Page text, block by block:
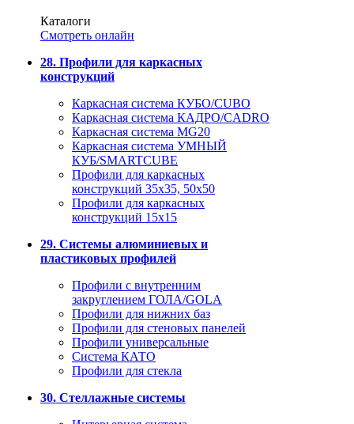
Каталоги
Смотреть онлайн
28. Профили для каркасных
конструкций
Каркасная система КУБО/CUBO
Каркасная система КАДРО/CADRO
Каркасная система MG20
Каркасная система УМНЫЙ
КУБ/SMARTCUBE
Профили для каркасных
конструкций 35x35, 50x50
Профили для каркасных
конструкций 15х15
29. Системы алюминиевых и
пластиковых профилей
Профили с внутренним
закруглением ГОЛА/GOLA
Профили для нижних баз
Профили для стеновых панелей
Профили универсальные
Система КАТО
Профили для стекла
30. Стеллажные системы